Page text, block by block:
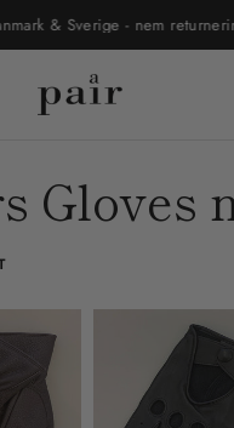
& Sverige - nem
Gloves